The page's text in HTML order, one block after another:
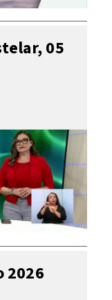
05
2026